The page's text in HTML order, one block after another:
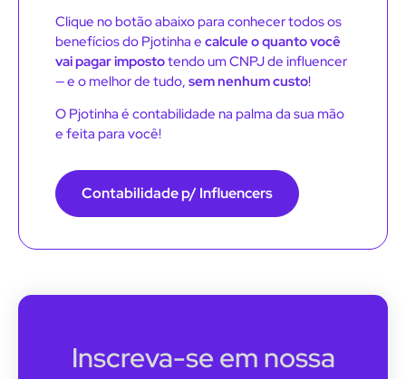
Clique no botão abaixo para conhecer todos os
benefícios do Pjotinha e calcule o quanto você
vai pagar impostotendo um CNPJ de influencer
— e o melhor de tudo, sem nenhum custo!
O Pjotinha é contabilidade na palma da sua mão
e feita para você!
Contabilidade p/ Influencers
Inscreva-se em nossa